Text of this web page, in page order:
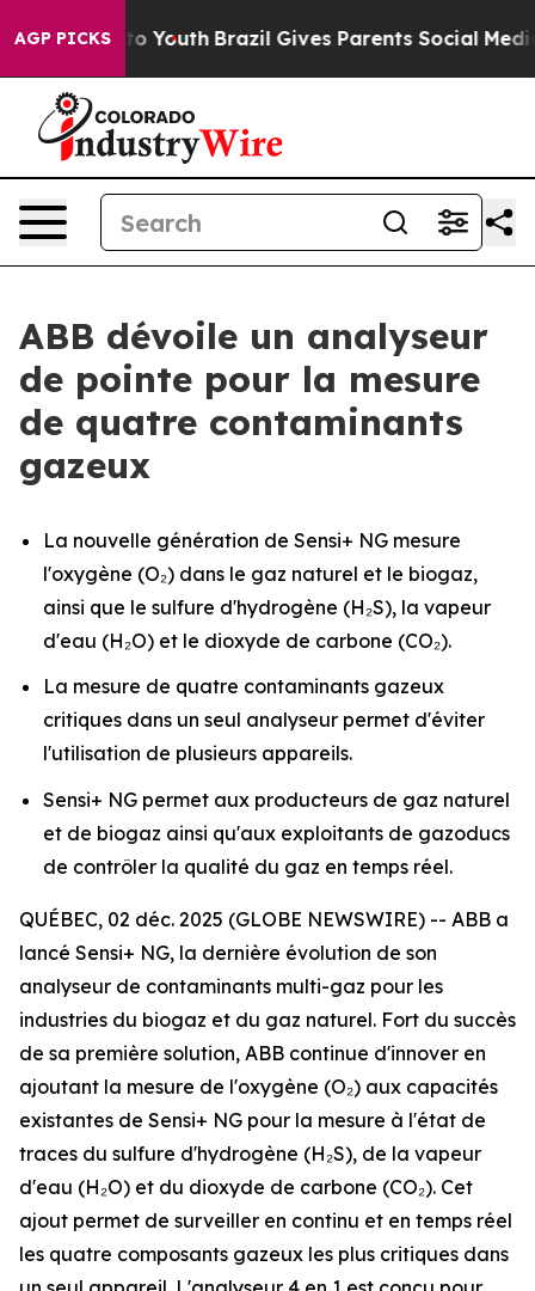
AGP PICKS
to Youth Brazil Gives Parents Social Media
ABB dévoile un analyseur
de pointe pour la mesure
de quatre contaminants
gazeux
La nouvelle génération de Sensi+ NG mesure
l'oxygène (O₂) dans le gaz naturel et le biogaz,
ainsi que le sulfure d'hydrogène (H₂S), la vapeur
d'eau (H₂O) et le dioxyde de carbone (CO₂).
La mesure de quatre contaminants gazeux
critiques dans un seul analyseur permet d'éviter
l'utilisation de plusieurs appareils.
Sensi+ NG permet aux producteurs de gaz naturel
et de biogaz ainsi qu'aux exploitants de gazoducs
de contrôler la qualité du gaz en temps réel.
QUÉBEC, 02 déc. 2025 (GLOBE NEWSWIRE) -- ABB a
lancé Sensi+ NG, la dernière évolution de son
analyseur de contaminants multi-gaz pour les
industries du biogaz et du gaz naturel. Fort du succès
de sa première solution, ABB continue d'innover en
ajoutant la mesure de l'oxygène (O₂) aux capacités
existantes de Sensi+ NG pour la mesure à l'état de
traces du sulfure d'hydrogène (H₂S), de la vapeur
d'eau (H₂O) et du dioxyde de carbone (CO₂). Cet
ajout permet de surveiller en continu et en temps réel
les quatre composants gazeux les plus critiques dans